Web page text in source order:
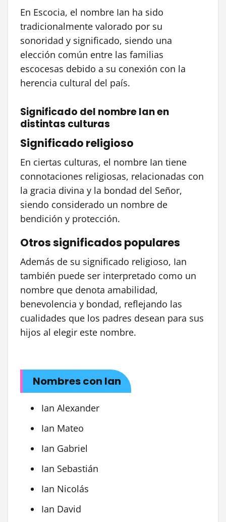
En Escocia, el nombre Ian ha sido
tradicionalmente valorado por su
sonoridad y significado, siendo una
elección común entre las familias
escocesas debido a su conexión con la
herencia cultural del país.
Significado del nombre Ian en
distintas culturas
Significado religioso
En ciertas culturas, el nombre Ian tiene
connotaciones religiosas, relacionadas con
la gracia divina y la bondad del Señor,
siendo considerado un nombre de
bendición y protección.
Otros significados populares
Además de su significado religioso, Ian
también puede ser interpretado como un
nombre que denota amabilidad,
benevolencia y bondad, reflejando las
cualidades que los padres desean para sus
hijos al elegir este nombre.
Nombres con Ian
Ian Alexander
Ian Mateo
Ian Gabriel
Ian Sebastián
Ian Nicolás
Ian David